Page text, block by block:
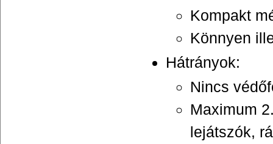
Kompakt
Könnyen
Hátrányok:
Nincs
Maximum
lejátszók,